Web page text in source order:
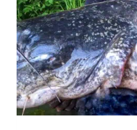
HET
WATER
EN
DE
BAKKEN
VLIEGEN
ONS